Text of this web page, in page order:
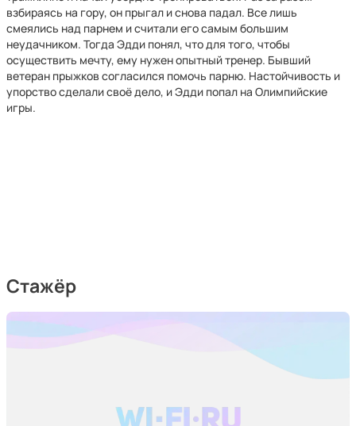
взбираясь на гору, он прыгал и снова падал. Все лишь
смеялись над парнем и считали его самым большим
неудачником. Тогда Эдди понял, что для того, чтобы
осуществить мечту, ему нужен опытный тренер. Бывший
ветеран прыжков согласился помочь парню. Настойчивость и
упорство сделали своё дело, и Эдди попал на Олимпийские
игры.
Стажёр